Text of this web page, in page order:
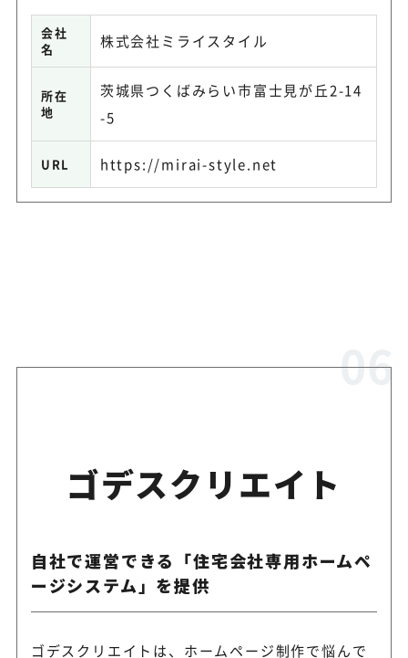
会社
名
株式会社ミライスタイル
所在
地
茨城県つくばみらい市富士見が丘2-14
-5
URL https://mirai-style.net
ゴデスクリエイト
自社で運営できる「住宅会社専用ホームペ
ージシステム」を提供
ゴデスクリエイトは、ホームページ制作で悩んで